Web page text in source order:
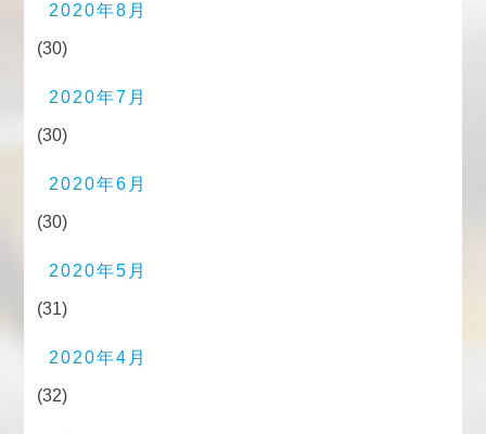
2020年8月
(30)
2020年7月
(30)
2020年6月
(30)
2020年5月
(31)
2020年4月
(32)